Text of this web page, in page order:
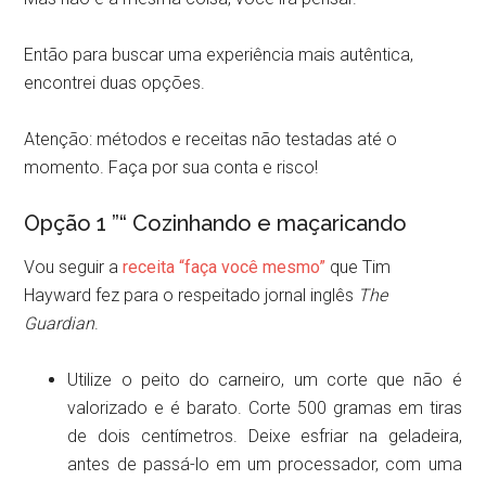
Então para buscar uma experiência mais autêntica,
encontrei duas opções.
Atenção: métodos e receitas não testadas até o
momento. Faça por sua conta e risco!
Opção 1 ”“ Cozinhando e maçaricando
Vou seguir areceita “faça você mesmo” que Tim
Hayward fez para o respeitado jornal inglês The
Guardian.
Utilize o peito do carneiro, um corte que não é
valorizado e é barato. Corte 500 gramas em tiras
de dois centímetros. Deixe esfriar na geladeira,
antes de passá-lo em um processador, com uma